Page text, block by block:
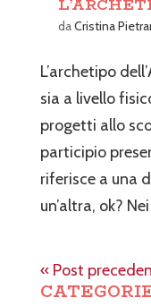
daCristina
L’archetipo
sia a livello
progetti allo
participio
riferisce a una
un’altra, ok?
« Post